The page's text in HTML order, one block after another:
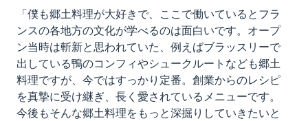
「僕も郷土料理が大好きで、ここで働いているとフラ
ンスの各地方の文化が学べるのは面白いです。オープ
ン当時は斬新と思われていた、例えばブラッスリーで
出している鴨のコンフィやシュークルートなども郷土
料理ですが、今ではすっかり定番。創業からのレシピ
を真摯に受け継ぎ、長く愛されているメニューです。
今後もそんな郷土料理をもっと深掘りしていきたいと